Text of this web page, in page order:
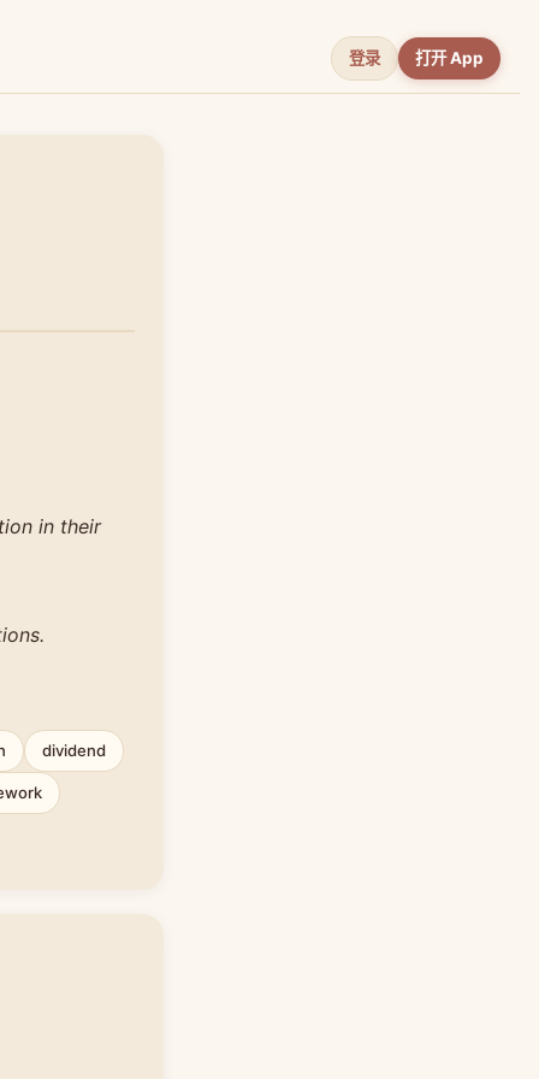
登录 打开 App
in their
dividend